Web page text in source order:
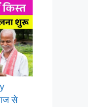
से